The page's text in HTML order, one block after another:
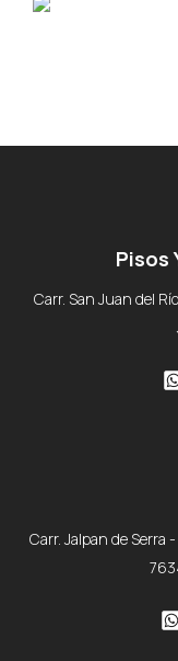
Pisos
Carr. San Juan del
Carr. Jalpan de Serra